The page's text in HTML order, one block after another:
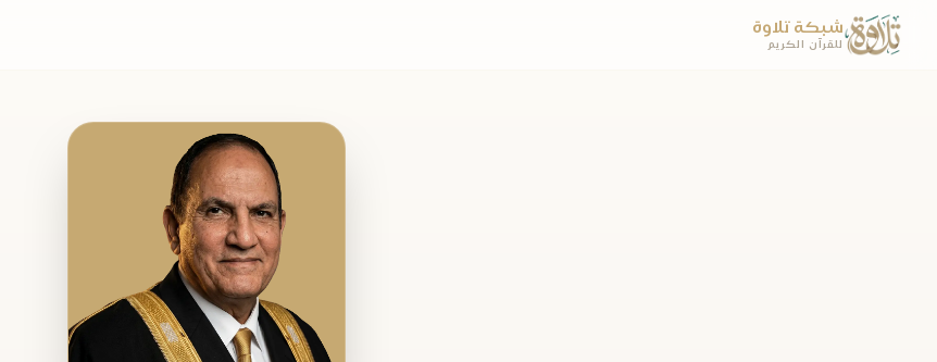
شبكة تلاوة
للقرآن الكريم